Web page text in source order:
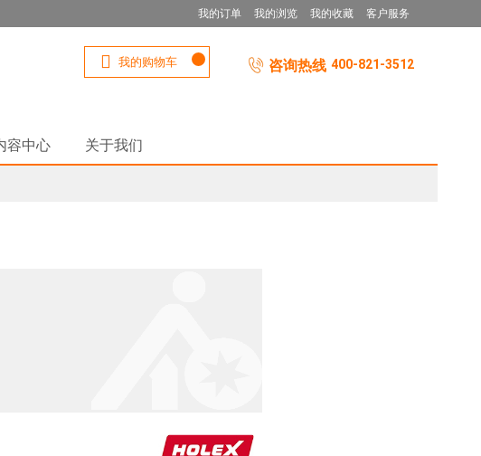
我的订单 我的浏览 我的收藏 客户服务
咨询热线 400-821-3512
我的购物车
容中心 关于我们